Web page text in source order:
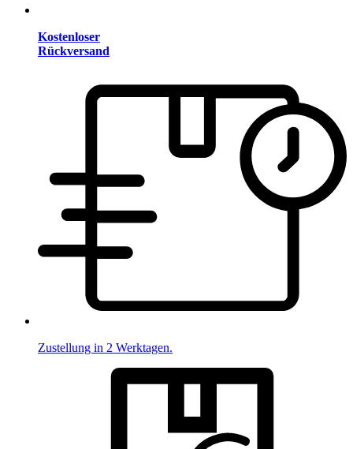
Kostenloser
Rückversand
Zustellung in 2 Werktagen.